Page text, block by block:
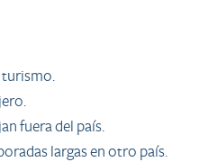
fuera del país.
largas en otro país.